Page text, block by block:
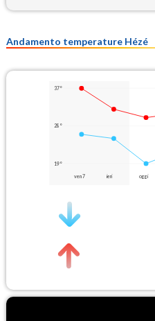
Andamento temperature Hézé
37°
28°
19°
ven 7 ieri oggi